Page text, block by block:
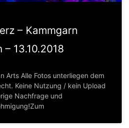
– Kammgarn
13.10.2018
Arts Alle Fotos unterliegen dem
Keine Nutzung / kein Upload
Nachfrage und